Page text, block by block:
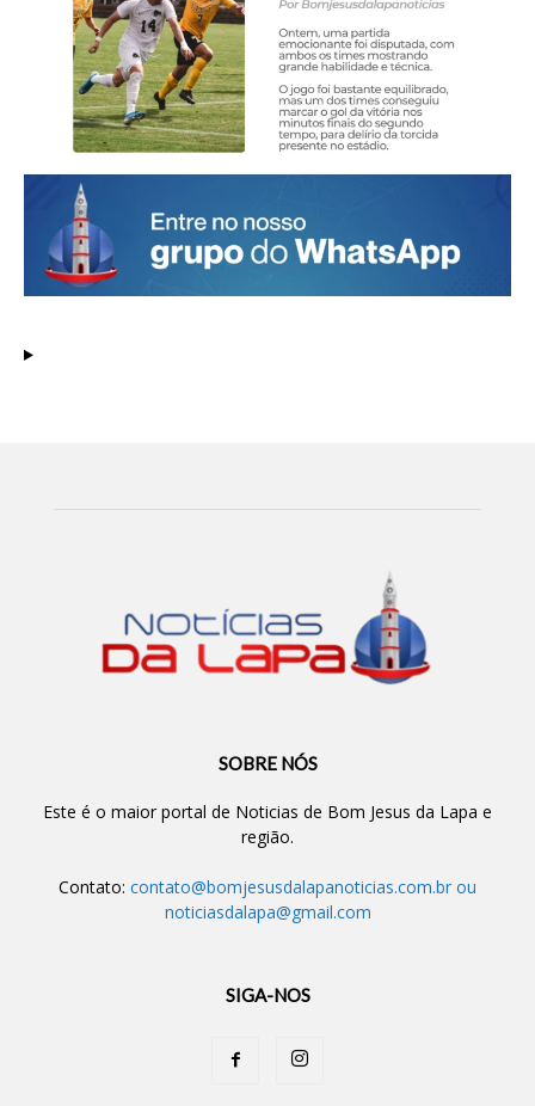
SOBRE NÓS
Este é o maior portal de Noticias de Bom Jesus da Lapa e
região.
Contato: contato@bomjesusdalapanoticias.com.br ou
noticiasdalapa@gmail.com
SIGA-NOS